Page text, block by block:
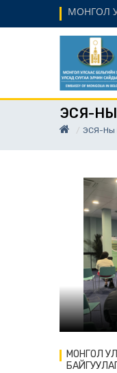
МОНГОЛ
ЭСЯ-
ЭСЯ-Ны
МОНГОЛ